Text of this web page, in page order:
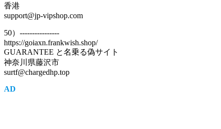
香港
support@jp-vipshop.com
50）----------------
https://goiaxn.frankwish.shop/
GUARANTEE と名乗る偽サイト
神奈川県藤沢市
surtf@chargedhp.top
AD